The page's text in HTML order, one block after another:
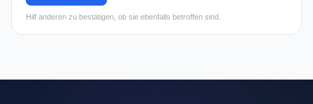
Hilf anderen zu bestätigen, ob sie ebenfalls betroffen sind.